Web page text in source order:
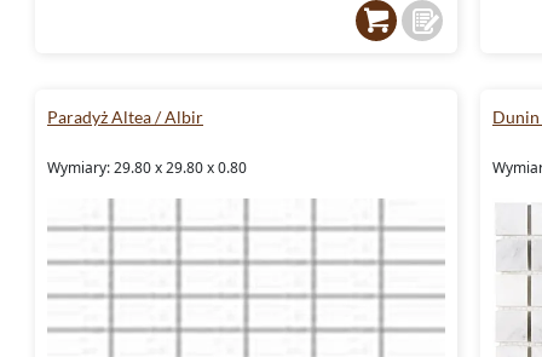
Paradyż Altea / Albir
Wymiary: 29.80 x 29.80 x 0.80